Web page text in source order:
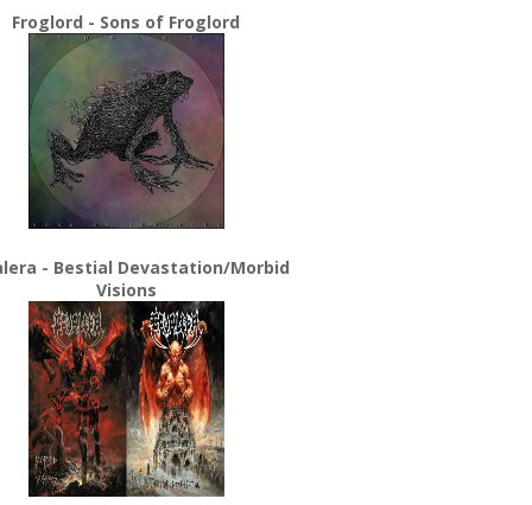
Froglord - Sons of Froglord
- Bestial Devastation/Morbid
Visions